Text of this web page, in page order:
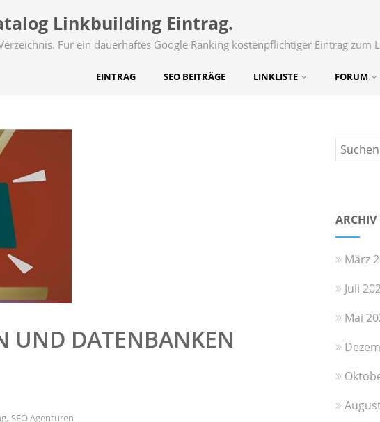
Linkbuilding Eintrag.
Für ein dauerhaftes Google Ranking kostenpflichtiger Eintrag zum
EINTRAG SEO BEITRÄGE LINKLISTE FORUM
UND DATENBANKEN
, SEO Agenturen
ARCHIV
März
Juli
Mai